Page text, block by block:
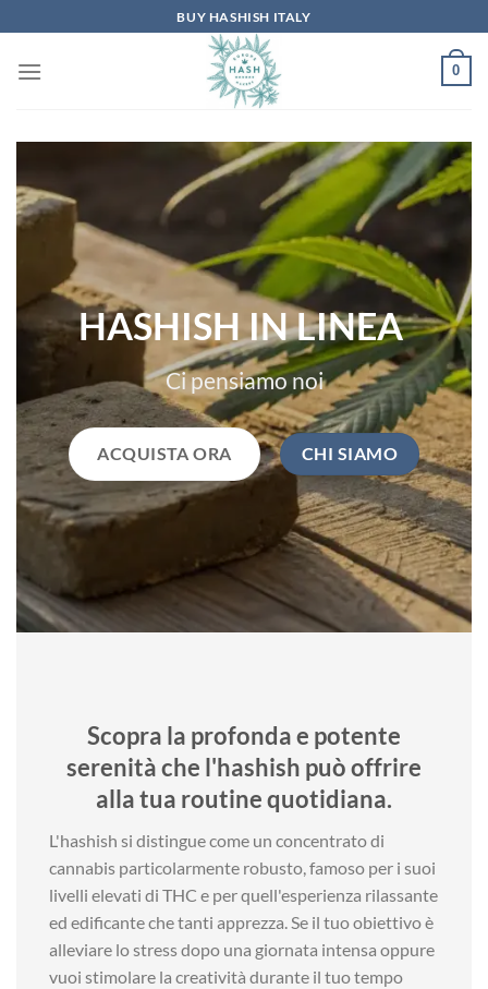
to
content
BUY HASHISH ITALY
0
HASHISH PURO
ACQUISTA ORA CHI SIAMO
Scopra la profonda e potente
serenità che l'hashish può offrire
alla tua routine quotidiana.
L'hashish si distingue come un concentrato di
cannabis particolarmente robusto, famoso per i suoi
livelli elevati di THC e per quell'esperienza rilassante
ed edificante che tanti apprezza. Se il tuo obiettivo è
alleviare lo stress dopo una giornata intensa oppure
vuoi stimolare la creatività durante il tuo tempo